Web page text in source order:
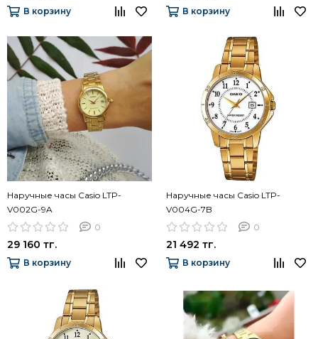
В корзину В корзину
Наручные часы Casio LTP-
V002G-9A
0
29 160 тг.
В корзину
Наручные часы Casio LTP-
V004G-7B
0
21 492 тг.
В корзину